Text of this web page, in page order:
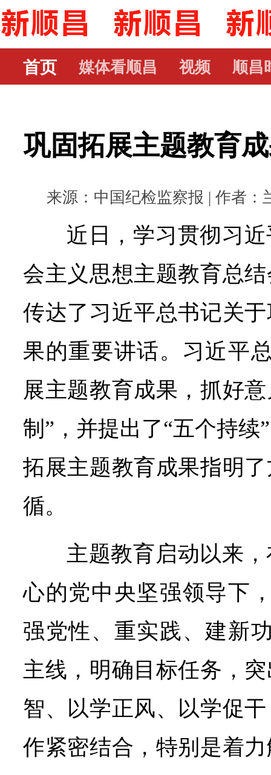
首页 媒体看顺昌 视频 顺昌
巩固拓展主题教育
来源：中国纪检监察报 | 作者：
近日，学习贯彻习
会主义思想主题教育总
传达了习近平总书记关
果的重要讲话。习近平
展主题教育成果，抓好
制”，并提出了“五个持续
拓展主题教育成果指明
循。
主题教育启动以来
心的党中央坚强领导下
强党性、重实践、建新
主线，明确目标任务，
智、以学正风、以学促
作紧密结合，特别是着